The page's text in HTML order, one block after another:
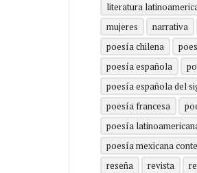
literatura
mujeres
narrativa
poesía chilena
poesía española
poesía española del
poesía francesa
poesía
poesía mexicana
reseña
revista